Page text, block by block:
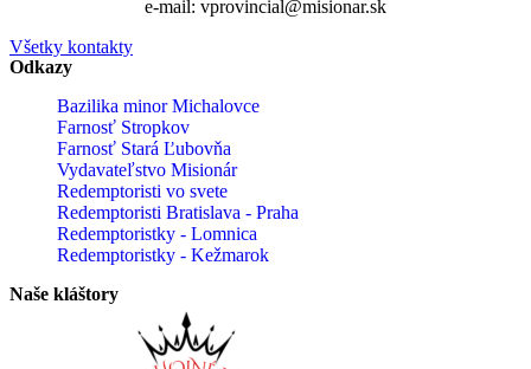
e-mail: vprovincial@misionar.sk
Všetky kontakty
Odkazy
Bazilika minor Michalovce
Farnosť Stropkov
Farnosť Stará Ľubovňa
Vydavateľstvo Misionár
Redemptoristi vo svete
Redemptoristi Bratislava - Praha
Redemptoristky - Lomnica
Redemptoristky - Kežmarok
Naše kláštory